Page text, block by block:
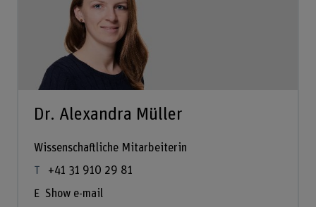
Dr. Alexandra Müller
Wissenschaftliche Mitarbeiterin
+41 31 910 29 81
Show e-mail